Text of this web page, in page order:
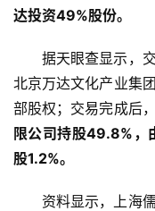
首
页
资
达投资49%股份。
据天眼查显示，
北京万达文化产业集
部股权；交易完成后，
限公司持股49.8%，
股1.2%。
资料显示，上海